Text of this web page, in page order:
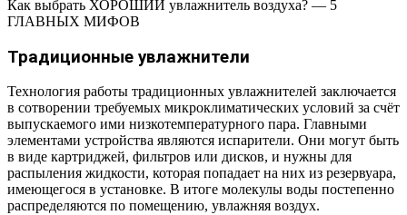
Как выбрать ХОРОШИЙ увлажнитель воздуха? — 5
ГЛАВНЫХ МИФОВ
Традиционные увлажнители
Технология работы традиционных увлажнителей заключается
в сотворении требуемых микроклиматических условий за счёт
выпускаемого ими низкотемпературного пара. Главными
элементами устройства являются испарители. Они могут быть
в виде картриджей, фильтров или дисков, и нужны для
распыления жидкости, которая попадает на них из резервуара,
имеющегося в установке. В итоге молекулы воды постепенно
распределяются по помещению, увлажняя воздух.